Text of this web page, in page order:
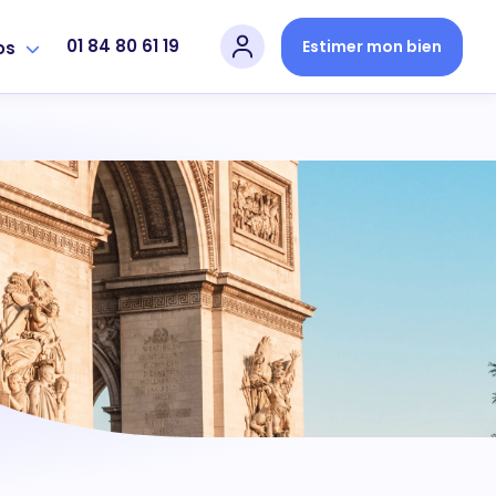
01 84 80 61 19 Estimer mon bien